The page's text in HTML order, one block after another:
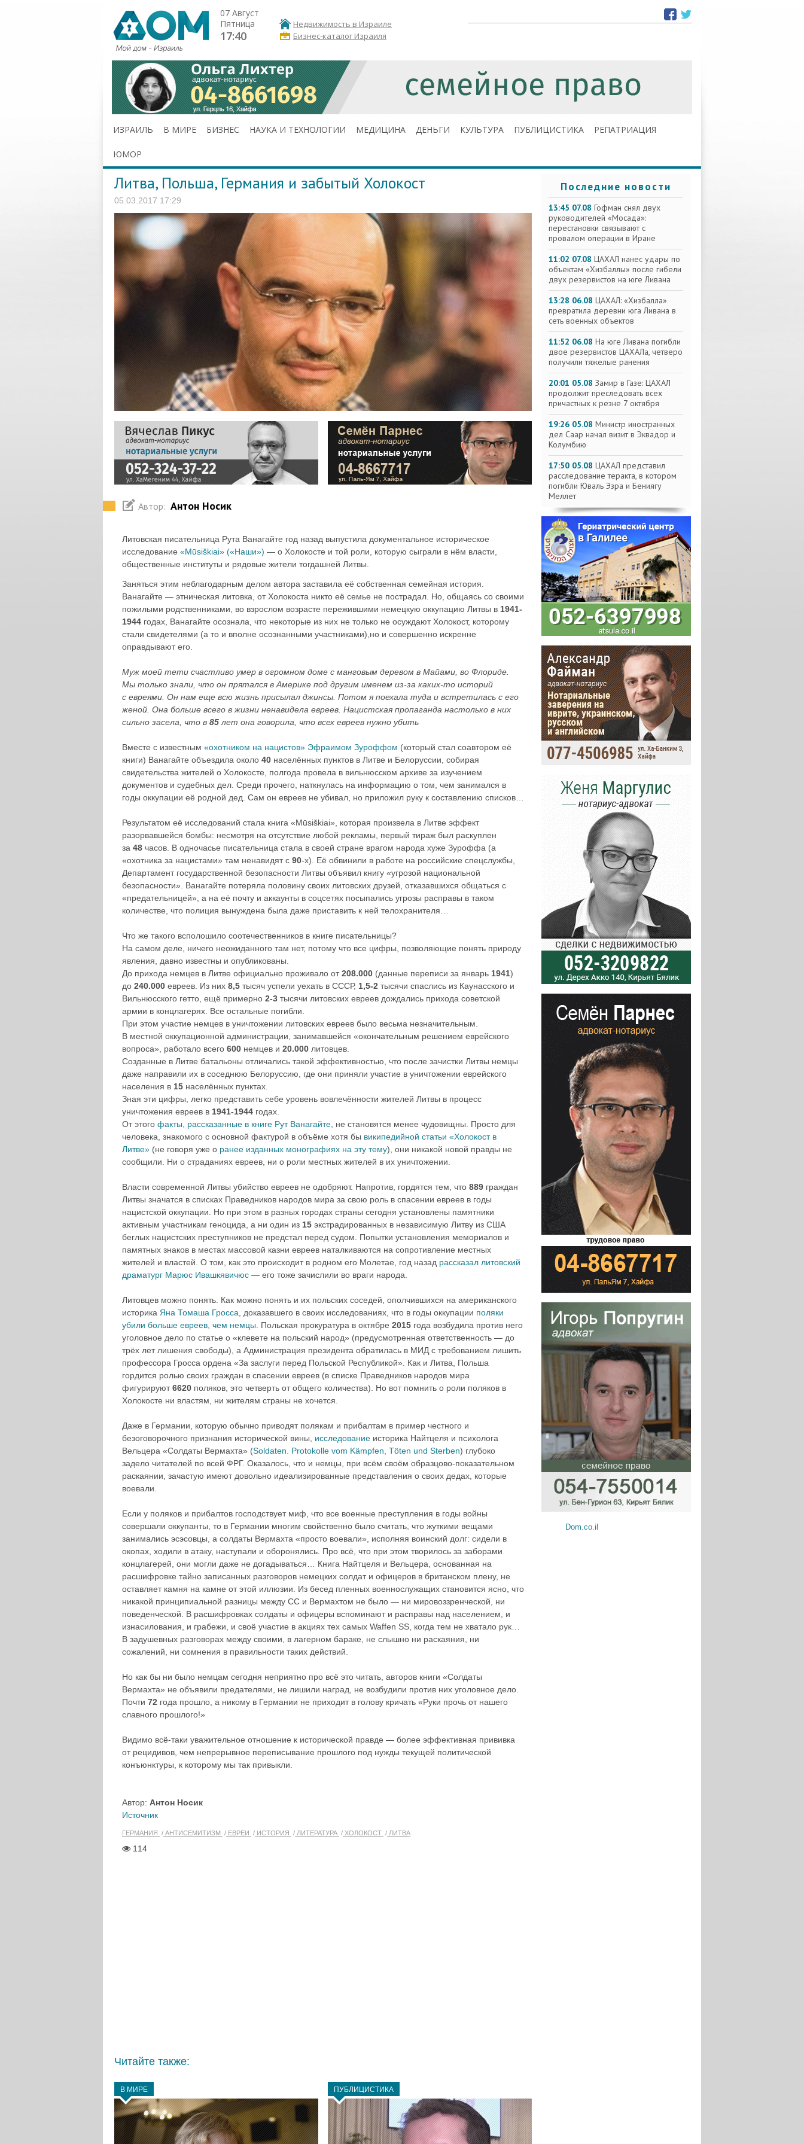
07 Август
Пятница
17:40
Недвижимость в Израиле
Бизнес-каталог Израиля
ИЗРАИЛЬ В МИРЕ БИЗНЕС НАУКА И ТЕХНОЛОГИИ МЕДИЦИНА ДЕНЬГИ КУЛЬТУРА ПУБЛИЦИСТИКА РЕПАТРИАЦИЯ
ЮМОР
Литва, Польша, Германия и забытый Холокост
05.03.2017 17:29
Автор: Антон Носик
Литовская писательница Рута Ванагайте год назад выпустила документальное историческое
исследование «Mūsiškiai» («Наши») — о Холокосте и той роли, которую сыграли в нём власти,
общественные институты и рядовые жители тогдашней Литвы.
Заняться этим неблагодарным делом автора заставила её собственная семейная история.
Ванагайте — этническая литовка, от Холокоста никто её семье не пострадал. Но, общаясь со своими
пожилыми родственниками, во взрослом возрасте пережившими немецкую оккупацию Литвы в 1941-
1944 годах, Ванагайте осознала, что некоторые из них не только не осуждают Холокост, которому
стали свидетелями (а то и вполне осознанными участниками),но и совершенно искренне
оправдывают его.
Муж моей тети счастливо умер в огромном доме с манговым деревом в Майами, во Флориде.
Мы только знали, что он прятался в Америке под другим именем из-за каких-то историй
с евреями. Он нам еще всю жизнь присылал джинсы. Потом я поехала туда и встретилась с его
женой. Она больше всего в жизни ненавидела евреев. Нацистская пропаганда настолько в них
сильно засела, что в 85 лет она говорила, что всех евреев нужно убить
Вместе с известным «охотником на нацистов» Эфраимом Зуроффом (который стал соавтором её
книги) Ванагайте объездила около 40 населённых пунктов в Литве и Белоруссии, собирая
свидетельства жителей о Холокосте, полгода провела в вильнюсском архиве за изучением
документов и судебных дел. Среди прочего, наткнулась на информацию о том, чем занимался в
годы оккупации её родной дед. Сам он евреев не убивал, но приложил руку к составлению списков…
Результатом её исследований стала книга «Mūsiškiai», которая произвела в Литве эффект
разорвавшейся бомбы: несмотря на отсутствие любой рекламы, первый тираж был раскуплен
за 48 часов. В одночасье писательница стала в своей стране врагом народа хуже Зуроффа (а
«охотника за нацистами» там ненавидят с 90-х). Её обвинили в работе на российские спецслужбы,
Департамент государственной безопасности Литвы объявил книгу «угрозой национальной
безопасности». Ванагайте потеряла половину своих литовских друзей, отказавшихся общаться с
«предательницей», а на её почту и аккаунты в соцсетях посыпались угрозы расправы в таком
количестве, что полиция вынуждена была даже приставить к ней телохранителя…
Что же такого всполошило соотечественников в книге писательницы?
На самом деле, ничего неожиданного там нет, потому что все цифры, позволяющие понять природу
явления, давно известны и опубликованы.
До прихода немцев в Литве официально проживало от208.000 (данные переписи за январь 1941)
до 240.000 евреев. Из них 8,5 тысяч успели уехать в СССР, 1,5-2 тысячи спаслись из Каунасского и
Вильнюсского гетто, ещё примерно 2-3 тысячи литовских евреев дождались прихода советской
армии в концлагерях. Все остальные погибли.
При этом участие немцев в уничтожении литовских евреев было весьма незначительным.
В местной оккупационной администрации, занимавшейся «окончательным решением еврейского
вопроса», работало всего 600 немцев и 20.000 литовцев.
Созданные в Литве батальоны отличались такой эффективностью, что после зачистки Литвы немцы
даже направили их в соседнюю Белоруссию, где они приняли участие в уничтожении еврейского
населения в 15 населённых пунктах.
Зная эти цифры, легко представить себе уровень вовлечённости жителей Литвы в процесс
уничтожения евреев в 1941-1944 годах.
От этого факты, рассказанные в книге Рут Ванагайте , не становятся менее чудовищны. Просто для
человека, знакомого с основной фактурой в объёме хотя бы википедийной статьи «Холокост в
Литве» (не говоря уже о ранее изданных монографиях на эту тему), они никакой новой правды не
сообщили. Ни о страданиях евреев, ни о роли местных жителей в их уничтожении.
Власти современной Литвы убийство евреев не одобряют. Напротив, гордятся тем, что 889 граждан
Литвы значатся в списках Праведников народов мира за свою роль в спасении евреев в годы
нацистской оккупации. Но при этом в разных городах страны сегодня установлены памятники
активным участникам геноцида, а ни один из 15 экстрадированных в независимую Литву из США
беглых нацистских преступников не предстал перед судом. Попытки установления мемориалов и
памятных знаков в местах массовой казни евреев наталкиваются на сопротивление местных
жителей и властей. О том, как это происходит в родном его Молетае, год назад рассказал литовский
драматург Марюс Ивашкявичюс — его тоже зачислили во враги народа.
Литовцев можно понять. Как можно понять и их польских соседей, ополчившихся на американского
историка Яна Томаша Гросса , доказавшего в своих исследованиях, что в годы оккупации поляки
убили больше евреев, чем немцы . Польская прокуратура в октябре 2015 года возбудила против него
уголовное дело по статье о «клевете на польский народ» (предусмотренная ответственность — до
трёх лет лишения свободы), а Администрация президента обратилась в МИД с требованием лишить
профессора Гросса ордена «За заслуги перед Польской Республикой». Как и Литва, Польша
гордится ролью своих граждан в спасении евреев (в списке Праведников народов мира
фигурируют6620 поляков, это четверть от общего количества). Но вот помнить о роли поляков в
Холокосте ни властям, ни жителям страны не хочется.
Даже в Германии, которую обычно приводят полякам и прибалтам в пример честного и
безоговорочного признания исторической вины, исследование историка Найтцеля и психолога
Вельцера «Солдаты Вермахта» (Soldaten. Protokolle vom Kämpfen, Töten und Sterben) глубоко
задело читателей по всей ФРГ. Оказалось, что и немцы, при всём своём образцово-показательном
раскаянии, зачастую имеют довольно идеализированные представления о своих дедах, которые
воевали.
Если у поляков и прибалтов господствует миф, что все военные преступления в годы войны
совершали оккупанты, то в Германии многим свойственно было считать, что жуткими вещами
занимались эсэсовцы, а солдаты Вермахта «просто воевали», исполняя воинский долг: сидели в
окопах, ходили в атаку, наступали и оборонялись. Про всё, что при этом творилось за заборами
концлагерей, они могли даже не догадываться… Книга Найтцеля и Вельцера, основанная на
расшифровке тайно записанных разговоров немецких солдат и офицеров в британском плену, не
оставляет камня на камне от этой иллюзии. Из бесед пленных военнослужащих становится ясно, что
никакой принципиальной разницы между СС и Вермахтом не было — ни мировоззренческой, ни
поведенческой. В расшифровках солдаты и офицеры вспоминают и расправы над населением, и
изнасилования, и грабежи, и своё участие в акциях тех самых Waffen SS, когда тем не хватало рук…
В задушевных разговорах между своими, в лагерном бараке, не слышно ни раскаяния, ни
сожалений, ни сомнения в правильности таких действий.
Но как бы ни было немцам сегодня неприятно про всё это читать, авторов книги «Солдаты
Вермахта» не объявили предателями, не лишили наград, не возбудили против них уголовное дело.
Почти 72 года прошло, а никому в Германии не приходит в голову кричать «Руки прочь от нашего
славного прошлого!»
Видимо всё-таки уважительное отношение к исторической правде — более эффективная прививка
от рецидивов, чем непрерывное переписывание прошлого под нужды текущей политической
конъюнктуры, к которому мы так привыкли.
Автор: Антон Носик
Источник
ГЕРМАНИЯ АНТИСЕМИТИЗМ ЕВРЕИ ИСТОРИЯ ЛИТЕРАТУРА ХОЛОКОСТ ЛИТВА
114
Читайте также:
В МИРЕ ПУБЛИЦИСТИКА
Последние новости
13:45 07.08 Гофман снял двух
руководителей «Мосада»:
перестановки связывают с
провалом операции в Иране
11:02 07.08 ЦАХАЛ нанес удары по
объектам «Хизбаллы» после гибели
двух резервистов на юге Ливана
13:28 06.08 ЦАХАЛ: «Хизбалла»
превратила деревни юга Ливана в
сеть военных объектов
11:52 06.08 На юге Ливана погибли
двое резервистов ЦАХАЛа, четверо
получили тяжелые ранения
20:01 05.08 Замир в Газе: ЦАХАЛ
продолжит преследовать всех
причастных к резне 7 октября
19:26 05.08 Министр иностранных
дел Саар начал визит в Эквадор и
Колумбию
17:50 05.08 ЦАХАЛ представил
расследование теракта, в котором
погибли Юваль Эзра и Бениягу
Меллет
Dom.co.il